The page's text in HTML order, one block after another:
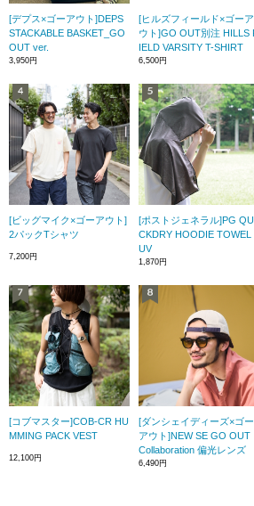
[デプス×ゴーアウト]DEPS
STACKABLE BASKET_GO
OUT ver.
3,950円
[ヒルズフィールド×ゴーア
ウト]GO OUT別注 HILLS
IELD VARSITY T-SHIRT
6,500円
[ビッグマイク×ゴーアウト]
2パックTシャツ
7,200円
[ポストジェネラル]PG QUI
CKDRY HOODIE TOWEL
UV
1,870円
[コブマスター]COB-CR HU
MMING PACK VEST
12,100円
[ダンシェイディーズ×ゴー
アウト]NEW SE GO OUT
Collaboration 偏光レンズ
6,490円